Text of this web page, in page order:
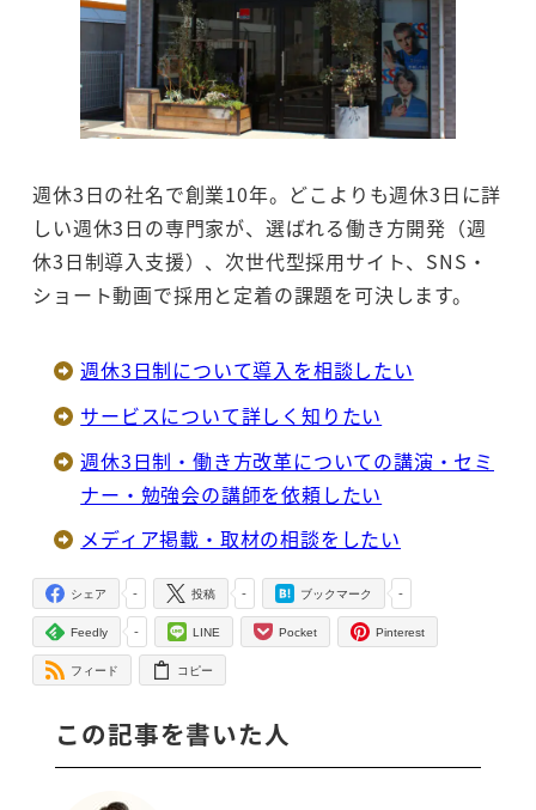
週休3日の社名で創業10年。どこよりも週休3日に詳
しい週休3日の専門家が、選ばれる働き方開発（週
休3日制導入支援）、次世代型採用サイト、SNS・
ショート動画で採用と定着の課題を可決します。
週休3日制について導入を相談したい
サービスについて詳しく知りたい
週休3日制・働き方改革についての講演・セミ
ナー・勉強会の講師を依頼したい
メディア掲載・取材の相談をしたい
-
シェア -
投稿 -
ブックマーク
-
Feedly LINE Pocket Pinterest
フィード コピー
この記事を書いた人